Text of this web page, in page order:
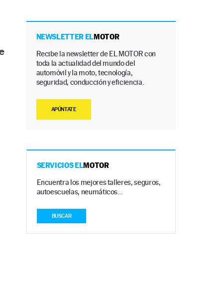
NEWSLETTER ELMOTOR
Recibe la newsletter de EL MOTOR con
toda la actualidad del mundo del
automóvil y la moto, tecnología,
seguridad, conducción y eficiencia.
APÚNTATE
SERVICIOS ELMOTOR
Encuentra los mejores talleres, seguros,
autoescuelas, neumáticos…
BUSCAR